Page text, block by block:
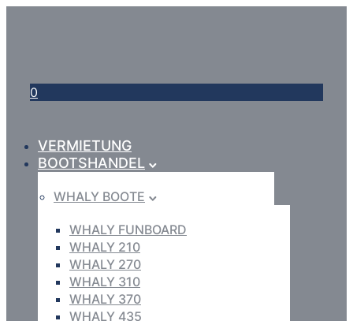
0
VERMIETUNG
BOOTSHANDEL
WHALY BOOTE
WHALY FUNBOARD
WHALY 210
WHALY 270
WHALY 310
WHALY 370
WHALY 435